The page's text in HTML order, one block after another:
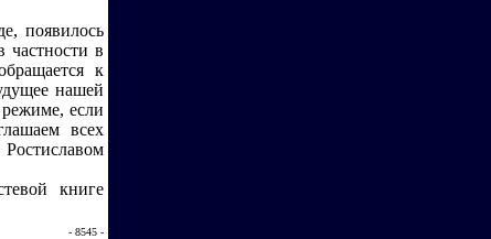
появилось
частности в
к
нашей
если
всех
книге
- 8545 -